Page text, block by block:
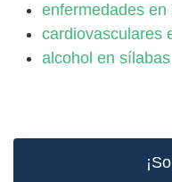
enfermedades en
cardiovasculares
alcohol en sílabas